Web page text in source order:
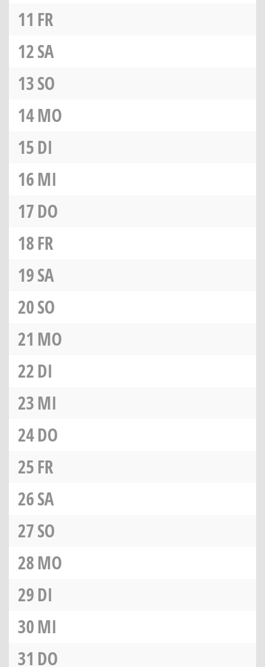
11 FR
12SA
13SO
14MO
15DI
16MI
17DO
18FR
19SA
20SO
21 MO
22DI
23MI
24DO
25FR
26SA
27SO
28MO
29DI
30MI
31 DO